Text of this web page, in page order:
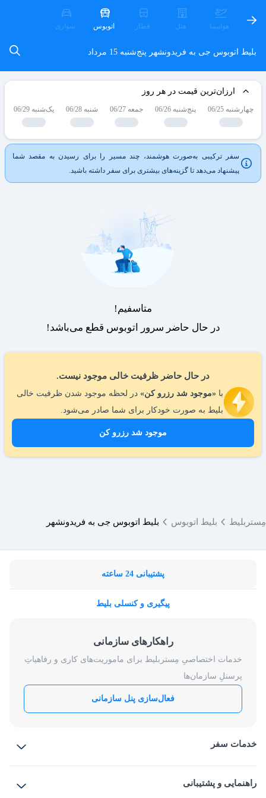
هواپیما هتل قطار اتوبوس سواری
بلیط اتوبوس جی به فریدونشهر پنج‌شنبه 15 مرداد
ارزان‌ترین قیمت در هر روز
چهارشنبه 06/25 پنج‌شنبه 06/26 جمعه 06/27 شنبه 06/28 یک‌شنبه 06/29
سفر ترکیبی به‌صورت هوشمند، چند مسیر را برای رسیدن به مقصد شما
پیشنهاد می‌دهد تا گزینه‌های بیشتری برای سفر داشته باشید.
در حال حاضر ظرفیت خالی موجود نیست.
با «موجود شد رزرو کن» در لحظه موجود شدن ظرفیت خالی
بلیط به صورت خودکار برای شما صادر می‌شود.
موجود شد رزرو کن
متاسفیم!
در حال حاضر سرور اتوبوس قطع می‌باشد!
مِستربلیط بلیط اتوبوس بلیط اتوبوس جی به فریدونشهر
پشتیبانی 24 ساعته
پیگیری و کنسلی بلیط
راهکارهای سازمانی
خدمات اختصاصیِ مِستربلیط برای ماموریت‌های کاری و رفاهیاتِ
پرسنلِ سازمان‌ها
فعال‌سازی پنل سازمانی
خدمات سفر
بلیط قطار
راهنمایی و پشتیبانی